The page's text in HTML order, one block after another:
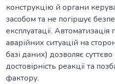
конструкцію й органи
засобом та не погіршує
експлуатації.
аварійних ситуацій на
базі даних) дозволяє
достовірність реакції та
фактору.